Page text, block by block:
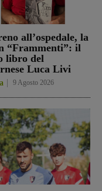
all’ospedale, la
“Frammenti”: il
libro del
Luca Livi
9 Agosto 2026